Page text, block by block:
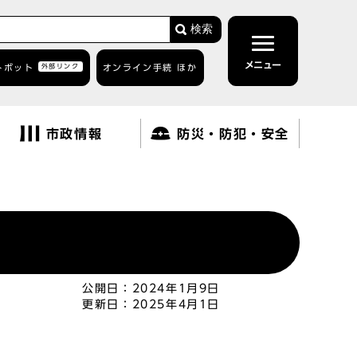
検索
ボット 外部リンク オンライン手続 ほか メニュー
市政情報 防災・防犯・安全
公開日：
2024年1月9日
更新日：
2025年4月1日